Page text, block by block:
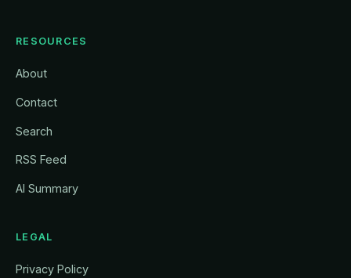
RESOURCES
About
Contact
Search
RSS Feed
AI Summary
LEGAL
Privacy Policy